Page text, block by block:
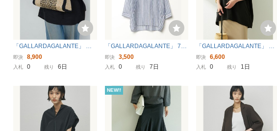
「GALLARDAGALANTE」 「jh
urishate」ハンドバッグ FREE
ブラック レディース
即決 8,900
入札 0 残り 6日
「GALLARDAGALANTE」 7分
袖ブラウス FREE ブルー レデ
ィース
即決 3,500
入札 0 残り 7日
「GALLARDAGALANTE」 ノ
ースリーブチュニック FREE ブ
ラック レディース
即決 6,600
入札 0 残り 1日
NEW!!